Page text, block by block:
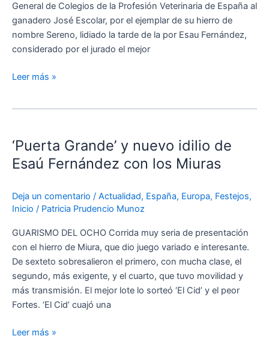
General de Colegios de la Profesión Veterinaria de España al
ganadero José Escolar, por el ejemplar de su hierro de
nombre Sereno, lidiado la tarde de la por Esau Fernández,
considerado por el jurado el mejor
la
Profesión
Veterinaria
de
Leer más »
‘Puerta Grande’ y nuevo idilio de
Esaú Fernández con los Miuras
Deja un comentario / Actualidad, España, Europa, Festejos,
Inicio / Patricia Prudencio Munoz
GUARISMO DEL OCHO Corrida muy seria de presentación
con el hierro de Miura, que dio juego variado e interesante.
De sexteto sobresalieron el primero, con mucha clase, el
segundo, más exigente, y el cuarto, que tuvo movilidad y
más transmisión. El mejor lote lo sorteó ‘El Cid’ y el peor
Fortes. ‘El Cid’ cuajó una
y
nuevo
Esaú
Fernández
con
los
Miuras
Leer más »